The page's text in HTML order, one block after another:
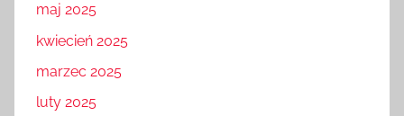
maj 2025
kwiecień 2025
marzec 2025
luty 2025